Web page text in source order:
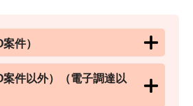
件）
案件以外）（電子調達以